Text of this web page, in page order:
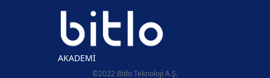
AKADEMİ
©2022 Bitlo Teknoloji A.Ş.